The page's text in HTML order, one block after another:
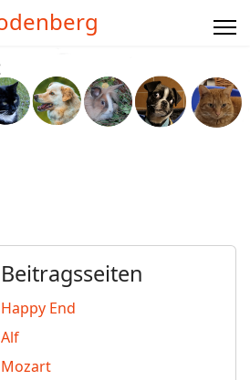
Beitragsseiten
Happy End
Alf
Mozart